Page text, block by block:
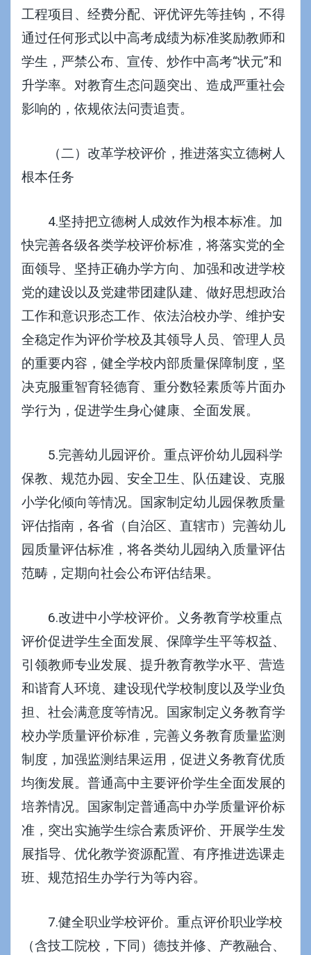
工程项目、经费分配、评优评先等挂钩，不得
通过任何形式以中高考成绩为标准奖励教师和
学生，严禁公布、宣传、炒作中高考“状元”和
升学率。对教育生态问题突出、造成严重社会
影响的，依规依法问责追责。
（二）改革学校评价，推进落实立德树人
根本任务
4.坚持把立德树人成效作为根本标准。加
快完善各级各类学校评价标准，将落实党的全
面领导、坚持正确办学方向、加强和改进学校
党的建设以及党建带团建队建、做好思想政治
工作和意识形态工作、依法治校办学、维护安
全稳定作为评价学校及其领导人员、管理人员
的重要内容，健全学校内部质量保障制度，坚
决克服重智育轻德育、重分数轻素质等片面办
学行为，促进学生身心健康、全面发展。
5.完善幼儿园评价。重点评价幼儿园科学
保教、规范办园、安全卫生、队伍建设、克服
小学化倾向等情况。国家制定幼儿园保教质量
评估指南，各省（自治区、直辖市）完善幼儿
园质量评估标准，将各类幼儿园纳入质量评估
范畴，定期向社会公布评估结果。
6.改进中小学校评价。义务教育学校重点
评价促进学生全面发展、保障学生平等权益、
引领教师专业发展、提升教育教学水平、营造
和谐育人环境、建设现代学校制度以及学业负
担、社会满意度等情况。国家制定义务教育学
校办学质量评价标准，完善义务教育质量监测
制度，加强监测结果运用，促进义务教育优质
均衡发展。普通高中主要评价学生全面发展的
培养情况。国家制定普通高中办学质量评价标
准，突出实施学生综合素质评价、开展学生发
展指导、优化教学资源配置、有序推进选课走
班、规范招生办学行为等内容。
7.健全职业学校评价。重点评价职业学校
（含技工院校，下同）德技并修、产教融合、